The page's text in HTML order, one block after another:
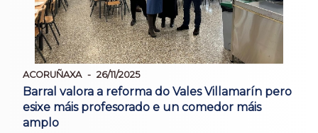
ACORUÑAXA 26/11/2025
Barral valora a reforma do Vales Villamarín pero
esixe máis profesorado e un comedor máis
amplo